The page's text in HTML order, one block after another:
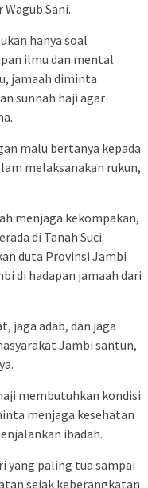
Sani.
hanya soal
ilmu dan mental
jamaah diminta
sunnah haji agar
malu bertanya kepada
melaksanakan rukun,
menjaga kekompakan,
di Tanah Suci.
duta Provinsi Jambi
di hadapan jamaah dari
jaga adab, dan jaga
Jambi santun,
membutuhkan kondisi
menjaga kesehatan
ibadah.
yang paling tua sampai
sejak keberangkatan